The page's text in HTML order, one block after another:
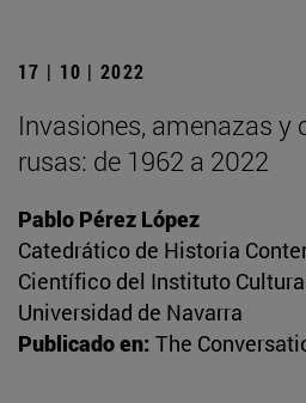
17 | 10 | 2022
Invasiones, amenazas y
rusas: de 1962 a 2022
Pablo Pérez López
Catedrático de Historia
Científico del Instituto
Universidad de Navarra
Publicado en: The